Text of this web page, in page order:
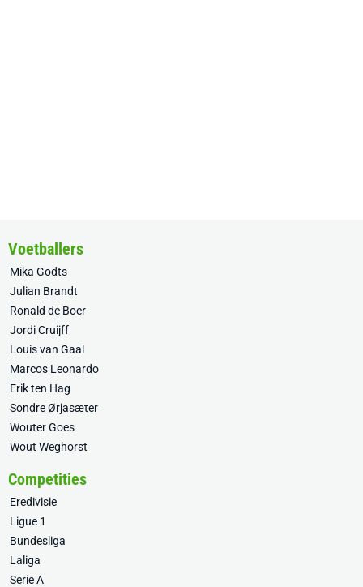
Voetballers
Mika Godts
Julian Brandt
Ronald de Boer
Jordi Cruijff
Louis van Gaal
Marcos Leonardo
Erik ten Hag
Sondre Ørjasæter
Wouter Goes
Wout Weghorst
Competities
Eredivisie
Ligue 1
Bundesliga
Laliga
Serie A